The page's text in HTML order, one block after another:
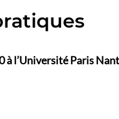
à l’Université Paris